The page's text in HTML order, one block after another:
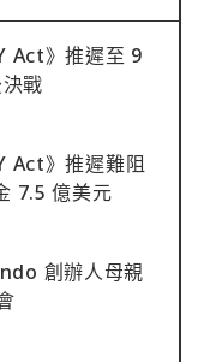
Act》推遲至 9
戰
Act》推遲難阻
7.5 億美元
創辦人母親